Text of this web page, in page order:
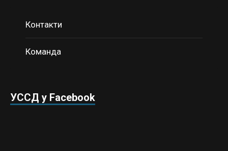
Контакти
Команда
УССД у Facebook